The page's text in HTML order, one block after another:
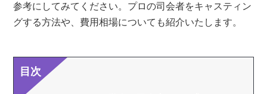
参考にしてみてください。プロの司会者をキャスティン
グする方法や、費用相場についても紹介いたします。
目次